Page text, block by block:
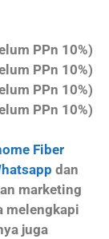
PPn 10%)
PPn 10%)
PPn 10%)
PPn 10%)
Fiber
dan
marketing
melengkapi
juga